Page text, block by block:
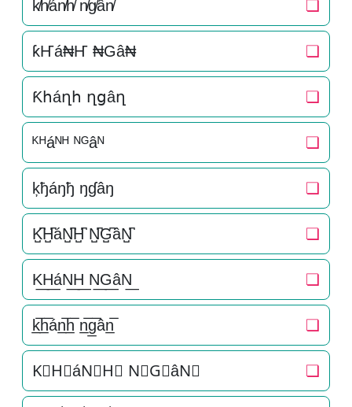
k̸h̸án̸h̸ n̸g̸ân̸ ❏
ƙҤá₦Ҥ ₦Gâ₦ ❏
Ƙհáղհ ղցâղ ❏
ᴷᴴáᴺᴴ ᴺᴳâᴺ ❏
ķђáŋђ ŋɠâŋ ❏
K̺͆H̺͆áN̺͆H̺͆ N̺͆G̺͆âN̺͆ ❏
K͟H͟áN͟H͟ N͟G͟âN͟ ❏
k̲̅h̲̅án̲̅h̲̅ n̲̅g̲̅ân̲̅ ❏
K⃣H⃣áN⃣H⃣ N⃣G⃣âN⃣ ❏